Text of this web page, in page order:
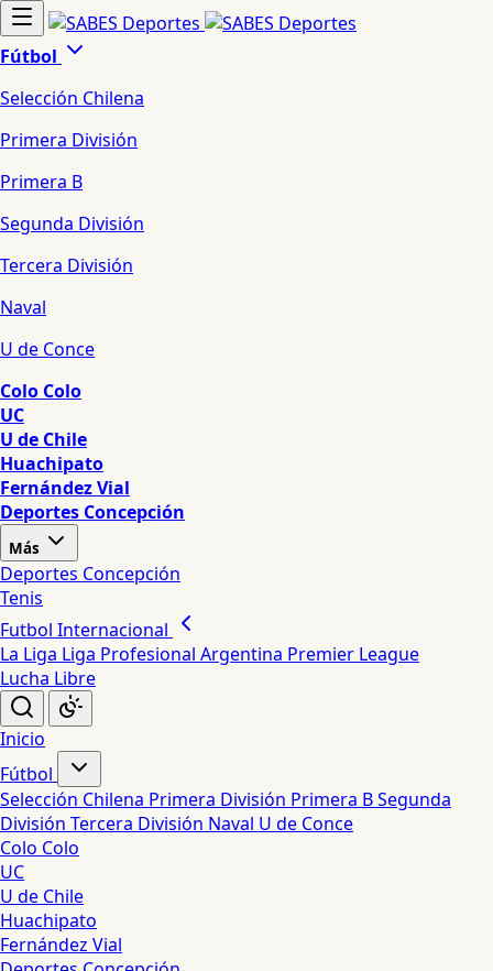
Fútbol
Selección Chilena
Primera División
Primera B
Segunda División
Tercera División
Naval
U de Conce
Colo Colo
UC
U de Chile
Huachipato
Fernández Vial
Deportes Concepción
Más
Deportes Concepción
Tenis
Futbol Internacional
La Liga Liga Profesional Argentina Premier League
Lucha Libre
Inicio
Fútbol
Selección Chilena Primera División Primera BSegunda
División Tercera División Naval U de Conce
Colo Colo
UC
U de Chile
Huachipato
Fernández Vial